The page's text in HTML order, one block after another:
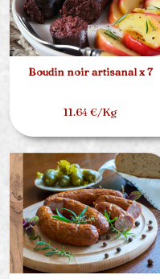
Boudin noir artisanal x 7
11.64 €/Kg